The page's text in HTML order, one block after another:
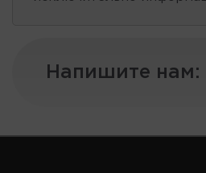
Напишите нам: